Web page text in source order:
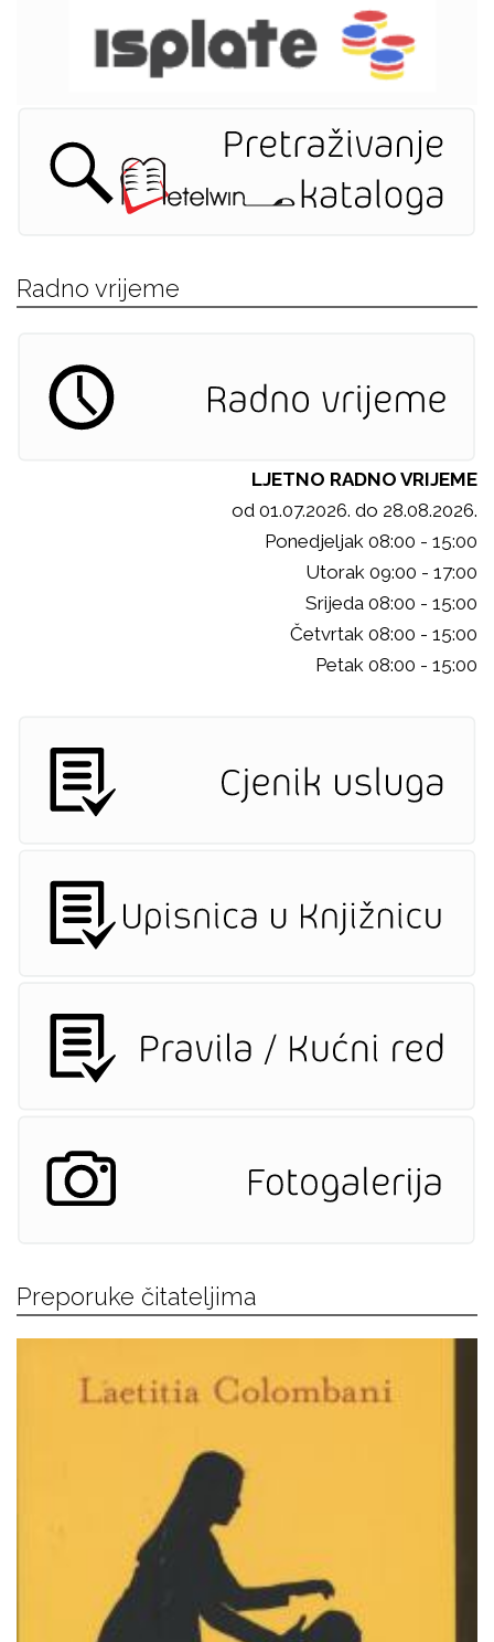
Radno vrijeme
LJETNO RADNO VRIJEME
od 01.07.2026. do 28.08.2026.
Ponedjeljak 08:00 - 15:00
Utorak 09:00 - 17:00
Srijeda 08:00 - 15:00
Četvrtak 08:00 - 15:00
Petak 08:00 - 15:00
Preporuke čitateljima